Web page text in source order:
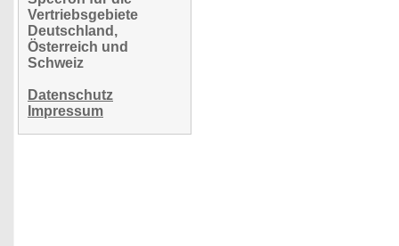
Vertriebsgebiete
Deutschland,
Österreich und
Schweiz
Datenschutz
Impressum